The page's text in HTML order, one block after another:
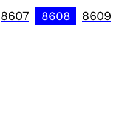
8607 8608 8609